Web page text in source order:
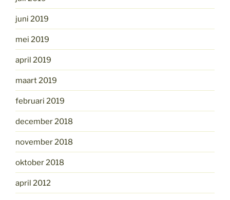
juni 2019
mei 2019
april 2019
maart 2019
februari 2019
december 2018
november 2018
oktober 2018
april 2012